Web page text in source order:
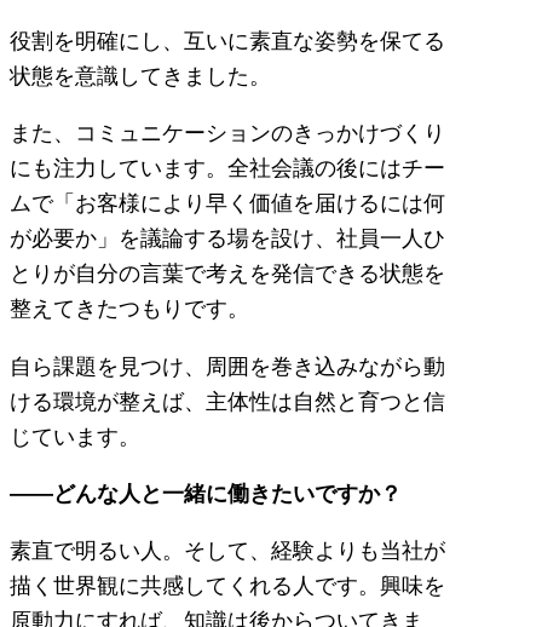
役割を明確にし、互いに素直な姿勢を保てる
状態を意識してきました。
また、コミュニケーションのきっかけづくり
にも注力しています。全社会議の後にはチー
ムで「お客様により早く価値を届けるには何
が必要か」を議論する場を設け、社員一人ひ
とりが自分の言葉で考えを発信できる状態を
整えてきたつもりです。
自ら課題を見つけ、周囲を巻き込みながら動
ける環境が整えば、主体性は自然と育つと信
じています。
――どんな人と一緒に働きたいですか？
素直で明るい人。そして、経験よりも当社が
描く世界観に共感してくれる人です。興味を
原動力にすれば、知識は後からついてきま